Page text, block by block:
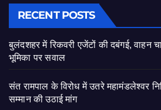
RECENT POSTS
बुलंदशहर में रिकवरी एजेंटों की दबंगई, वाहन
भूमिका पर सवाल
संत रामपाल के विरोध में उतरे महामंडलेश्वर
सम्मान की उठाई मांग